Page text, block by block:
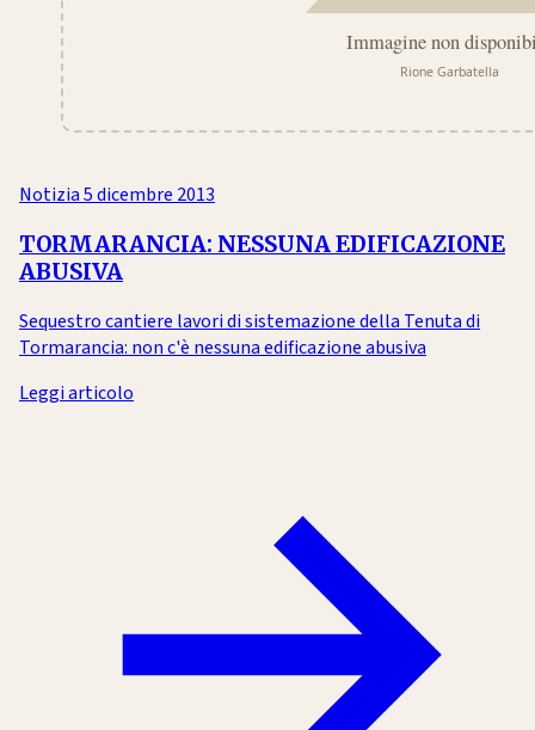
Notizia5 dicembre 2013
TORMARANCIA: NESSUNA EDIFICAZIONE
ABUSIVA
Sequestro cantiere lavori di sistemazione della Tenuta di
Tormarancia: non c'è nessuna edificazione abusiva
Leggi articolo